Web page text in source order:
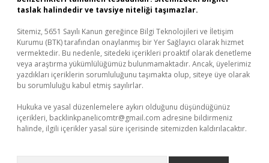
taslak halindedir ve tavsiye niteliği taşımazlar.
Sitemiz, 5651 Sayılı Kanun gereğince Bilgi Teknolojileri ve İletişim
Kurumu (BTK) tarafından onaylanmış bir Yer Sağlayıcı olarak hizmet
vermektedir. Bu nedenle, sitedeki içerikleri proaktif olarak denetleme
veya araştırma yükümlülüğümüz bulunmamaktadır. Ancak, üyelerimiz
yazdıkları içeriklerin sorumluluğunu taşımakta olup, siteye üye olarak
bu sorumluluğu kabul etmiş sayılırlar.
Hukuka ve yasal düzenlemelere aykırı olduğunu düşündüğünüz
içerikleri, backlinkpanelicomtr@gmail.com adresine bildirmeniz
halinde, ilgili içerikler yasal süre içerisinde sitemizden kaldırılacaktır.